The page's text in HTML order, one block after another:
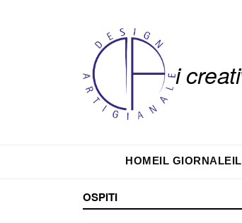
i
HOMEIL GIORNALE
OSPITI